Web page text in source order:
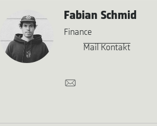
Fabian Schmid
Finance
Mail Kontakt